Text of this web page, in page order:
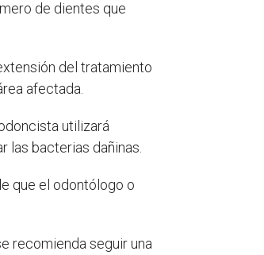
de dientes que
del tratamiento
afectada.
utilizará
las bacterias dañinas.
que el odontólogo o
recomienda seguir una